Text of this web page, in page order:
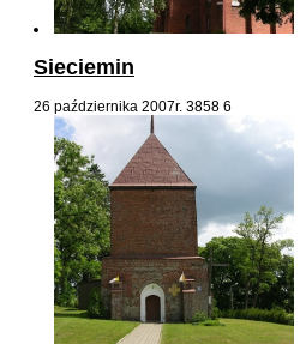
Sieciemin
26 października 2007r. 3858 6